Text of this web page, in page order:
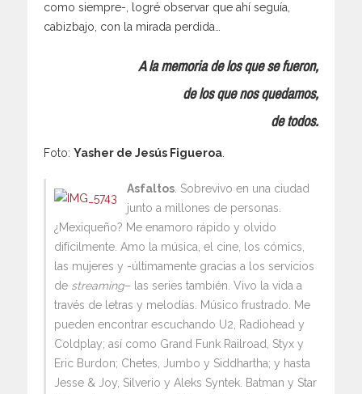
como siempre-, logré observar que ahí seguía,
cabizbajo, con la mirada perdida…
A la memoria de los que se fueron,
de los que nos quedamos,
de todos.
Foto: Yasher de Jesús Figueroa
Asfaltos . Sobrevivo en una ciudad
junto a millones de personas.
¿Mexiqueño? Me enamoro rápido y olvido
difícilmente. Amo la música, el cine, los cómics,
las mujeres y -últimamente gracias a los servicios
de streaming– las series también. Vivo la vida a
través de letras y melodías. Músico frustrado. Me
pueden encontrar escuchando U2, Radiohead y
Coldplay; así como Grand Funk Railroad, Styx y
Eric Burdon; Chetes, Jumbo y Siddhartha; y hasta
Jesse & Joy, Silverio y Aleks Syntek. Batman y Star